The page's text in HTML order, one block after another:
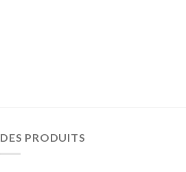
DES PRODUITS